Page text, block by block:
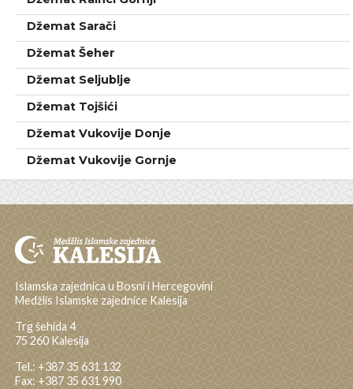
Džemat Sarači
Džemat Šeher
Džemat Seljublje
Džemat Tojšići
Džemat Vukovije Donje
Džemat Vukovije Gornje
Islamska zajednica u Bosni i Hercegovini
Medžlis Islamske zajednice Kalesija
Trg šehida 4
75 260 Kalesija
Tel.: +387 35 631 132
Fax: +387 35 631 990